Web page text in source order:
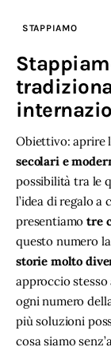
STAPPIAMO
Obiettivo: aprire
secolari e
possibilità tra le
l’idea di regalo
presentiamotre
questo numero
storie molto
approccio
ogni numero
più soluzioni
cosa siamo